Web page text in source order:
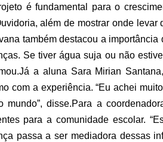
é fundamental para o
além de mostrar onde levar
também destacou a
Se tiver água suja ou não
Já a aluna Sara Mirian
com a experiência. “Eu achei
mundo”, disse.Para a
para a comunidade escolar.
passa a ser mediadora dessas